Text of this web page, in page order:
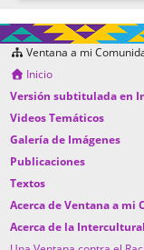
Ventana a mi
Inicio
Versión subtitulada en
Videos Temáticos
Galería de Imágenes
Publicaciones
Textos
Acerca de Ventana a mi
Acerca de la